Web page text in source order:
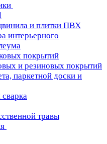
и плитки ПВХ
интерьерного
покрытий
и резиновых покрытий
паркетной доски и
травы